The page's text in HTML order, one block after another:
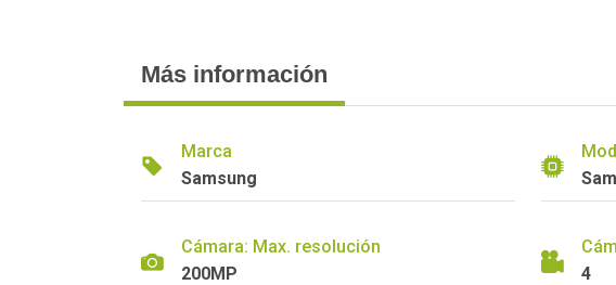
Más información
Marca
Samsung
Cámara: Max. resolución
200MP
4